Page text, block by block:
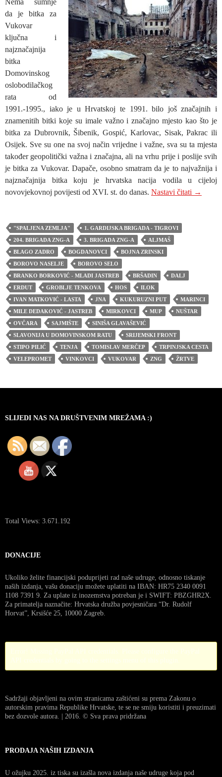
da je bitka za
Vukovar
ključna i
najznačajnija
bitka
Domovinskog
oslobodilačkog
rata od
1991.-1995., iako je u Hrvatskoj te 1991. bilo još značajnih i
znamenitih bitki koje su imale važno i značajno mjesto kao što je
bitka za Dubrovnik, Šibenik, Gospić, Karlovac, Sisak, Pakrac ili
Osijek. Sve su one na svoj način vrijedne i važne, sva su ta mjesta
također geopolitički važna i značajna, ali na vrhu prije i poslije svih
je bitka za Vukovar. Dapače, osobno smatram da je to najvažnija i
najznačajnija bitka koju je hrvatska nacija vodila u cijeloj
novovjekovnoj povijesti od XVI. st. do danas. Nastavi čitati →
"SPALJENA ZEMLJA"
1. GARDIJSKA BRIGADA - TIGROVI
204. BRIGADA ZNG-A
3. BRIGADA ZNG-A
ALJMAŠ
BLAGO ZADRO
BOGDANOVCI
BOJNA ZRINSKI
BOROVO NASELJE
BOROVO SELO
BRANKO BORKOVIĆ - MLADI JASTREB
BRŠADIN
DALJ
ERDUT
GROBLJE TENKOVA HOS
ILOK
IVAN MATKOVIĆ - LASTA
JNA KUKURUZNI PUT
MARINCI
MILE DEDAKOVIĆ - JASTREB
MIRKOVCI MUP
NUŠTAR
OVČARA
SAJMIŠTE
SINIŠA GLAVAŠEVIĆ
SLAVONIJA U DOMOVINSKOM RATU
SRIJEMSKI FRONT
STIPO PILIĆ
TENJA TOMISLAV MERČEP
TRPINJSKA CESTA
VELEPROMET
VINKOVCI VUKOVAR ZNG ŽRTVE
SLIJEDI NAS NA DRUŠTVENIM MREŽAMA :)
Total Views: 3.671.192
DONACIJE
Ukoliko želite financijski poduprijeti rad naše udruge, odnosno tiskanje
naših izdanja, vašu donaciju možete uplatiti na IBAN: HR75 2340 0091
1108 7391 9. Za uplate iz inozemstva potreban je i SWIFT: PBZGHR2X.
Za primatelja naznačite: Hrvatska družba povjesničara “Dr. Rudolf
Horvat”, Krsišće 25, 10000 Zagreb.
Sadržaji objavljeni na ovim stranicama zaštićeni su prema Zakonu o
autorskim pravima Republike Hrvatske, te se ne smiju koristiti i preuzimati
bez dozvole autora. | 2016. © Sva prava pridržana
PRODAJA NAŠIH IZDANJA
U ožujku 2025. iz tiska su izašla nova izdanja naše udruge koja pod